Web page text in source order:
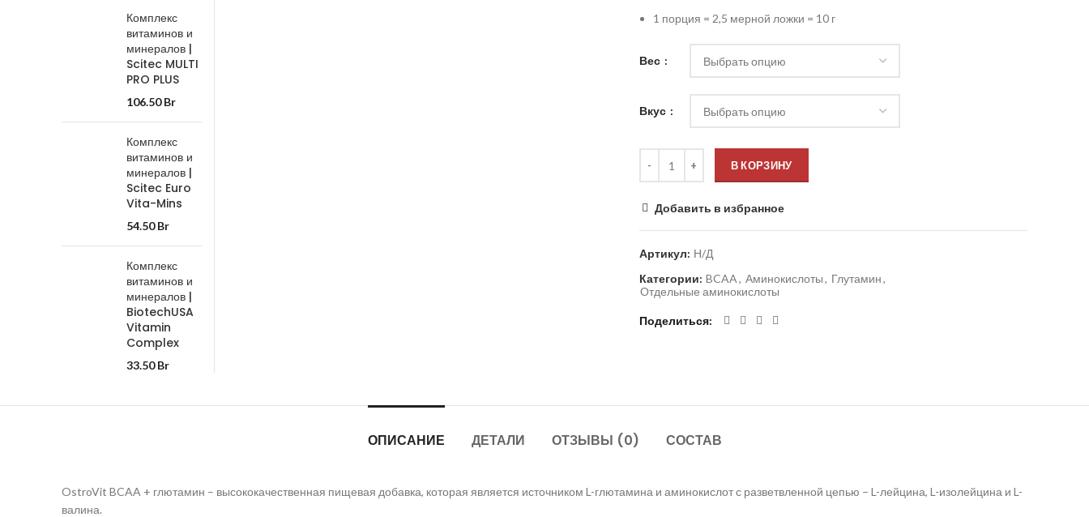
1 порция = 2,5 мерной ложки = 10 г
Вес
Вкус
В КОРЗИНУ
Добавить в избранное
Артикул: Н/Д
Категории: BCAA, Аминокислоты, Глутамин,
Отдельные аминокислоты
Поделиться
Комплекс
витаминов и
минералов |
Scitec MULTI
PRO PLUS
106.50Br
Комплекс
витаминов и
минералов |
Scitec Euro
Vita-Mins
54.50Br
Комплекс
витаминов и
минералов |
BiotechUSA
Vitamin
Complex
33.50Br
ОПИСАНИЕ ДЕТАЛИ ОТЗЫВЫ (0) СОСТАВ
OstroVit BCAA + глютамин – высококачественная пищевая добавка, которая является источником L-глютамина и аминокислот с разветвленной цепью – L-лейцина, L-изолейцина и L-
валина.